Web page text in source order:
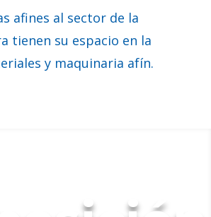
afines al sector de la
tienen su espacio en la
y maquinaria afín.